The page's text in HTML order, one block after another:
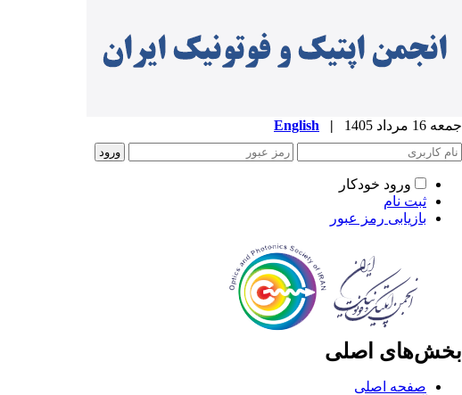
جمعه 16 مرداد 1405 |
English
ورود خودکار
ثبت نام
بازیابی رمز عبور
بخش‌های اصلی
صفحه اصلی